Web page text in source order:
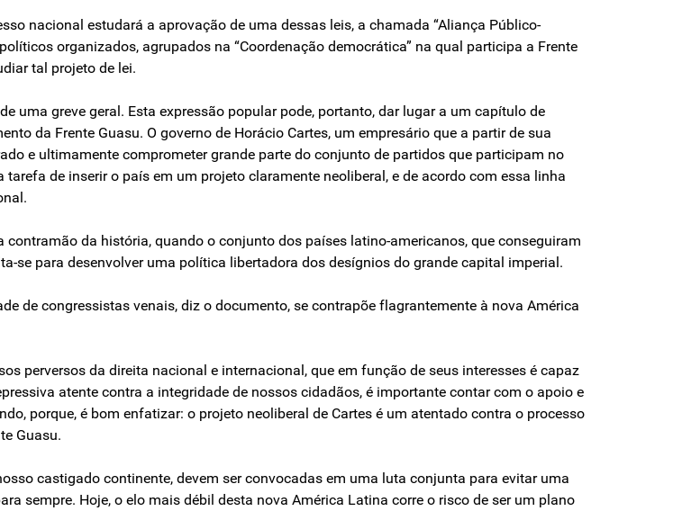
nacional estudará a aprovação de uma dessas leis, a chamada “Aliança Público-
organizados, agrupados na “Coordenação democrática” na qual participa a Frente
tal projeto de lei.
uma greve geral. Esta expressão popular pode, portanto, dar lugar a um capítulo de
da Frente Guasu. O governo de Horácio Cartes, um empresário que a partir de sua
e ultimamente comprometer grande parte do conjunto de partidos que participam no
de inserir o país em um projeto claramente neoliberal, e de acordo com essa linha
da história, quando o conjunto dos países latino-americanos, que conseguiram
se para desenvolver uma política libertadora dos desígnios do grande capital imperial.
de congressistas venais, diz o documento, se contrapõe flagrantemente à nova América
perversos da direita nacional e internacional, que em função de seus interesses é capaz
atente contra a integridade de nossos cidadãos, é importante contar com o apoio e
porque, é bom enfatizar: o projeto neoliberal de Cartes é um atentado contra o processo
Guasu.
castigado continente, devem ser convocadas em uma luta conjunta para evitar uma
sempre. Hoje, o elo mais débil desta nova América Latina corre o risco de ser um plano